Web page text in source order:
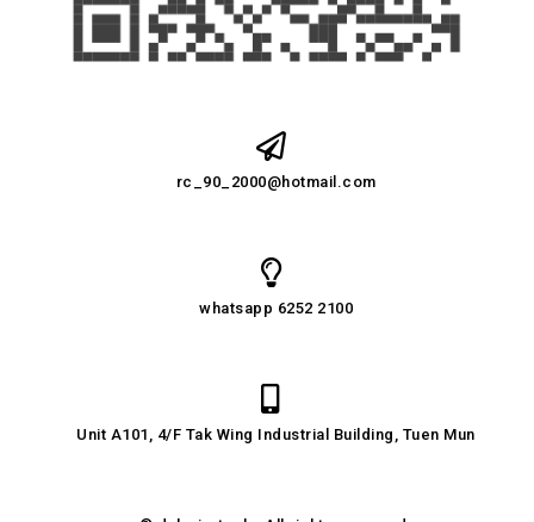
rc_90_2000@hotmail.com
whatsapp 6252 2100
Unit A101, 4/F Tak Wing Industrial Building, Tuen Mun